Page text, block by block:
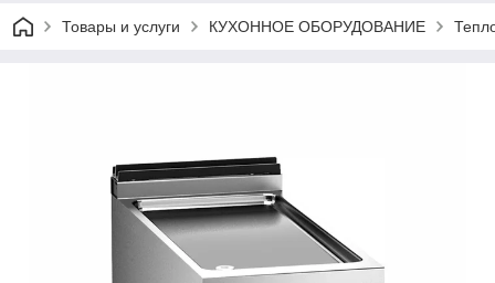
Товары и услуги КУХОННОЕ ОБОРУДОВАНИЕ